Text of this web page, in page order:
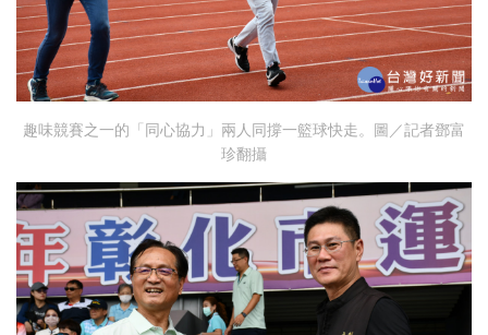
趣味競賽之一的「同心協力」兩人同撐一籃球快走。圖／記者鄧富
珍翻攝